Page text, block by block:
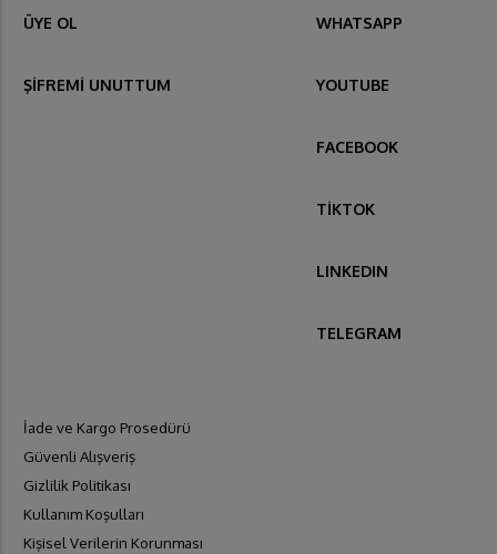
ÜYE OL
ŞİFREMİ UNUTTUM
WHATSAPP
YOUTUBE
FACEBOOK
TİKTOK
LINKEDIN
TELEGRAM
İade ve Kargo Prosedürü
Güvenli Alışveriş
Gizlilik Politikası
Kullanım Koşulları
Kişisel Verilerin Korunması